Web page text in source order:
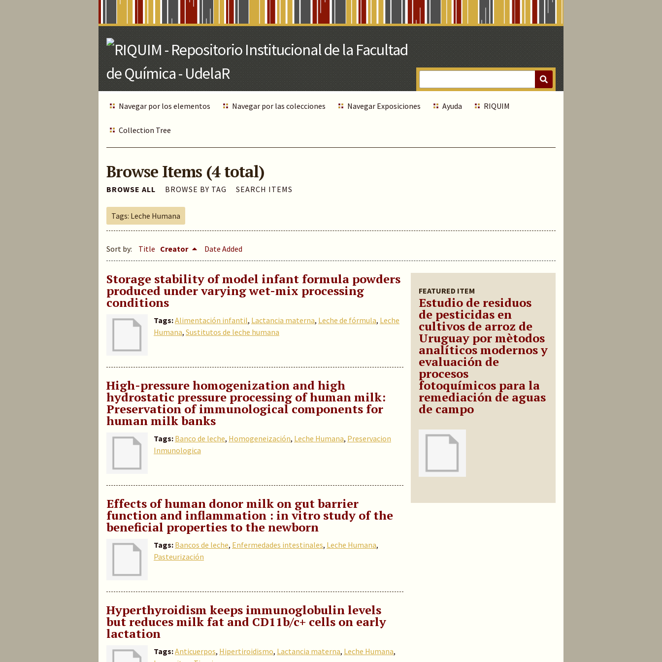
Navegar por los elementos Navegar por las colecciones Navegar Exposiciones Ayuda RIQUIM
Collection Tree
Browse Items (4 total)
BROWSE ALL BROWSE BY TAG SEARCH ITEMS
Tags: Leche Humana
Sort by: Title Creator Date Added
FEATURED ITEM
Estudio de residuos
de pesticidas en
cultivos de arroz de
Uruguay por mètodos
analíticos modernos y
evaluación de
procesos
fotoquímicos para la
remediación de aguas
de campo
Storage stability of model infant formula powders
produced under varying wet-mix processing
conditions
Tags:Alimentación infantil, Lactancia materna, Leche de fórmula, Leche
Humana, Sustitutos de leche humana
High-pressure homogenization and high
hydrostatic pressure processing of human milk:
Preservation of immunological components for
human milk banks
Tags: Banco de leche, Homogeneización, Leche Humana, Preservacion
Inmunologica
Effects of human donor milk on gut barrier
function and inflammation : in vitro study of the
beneficial properties to the newborn
Tags: Bancos de leche, Enfermedades intestinales, Leche Humana,
Pasteurización
Hyperthyroidism keeps immunoglobulin levels
but reduces milk fat and CD11b/c+ cells on early
lactation
Tags:Anticuerpos, Hipertiroidismo, Lactancia materna, Leche Humana,